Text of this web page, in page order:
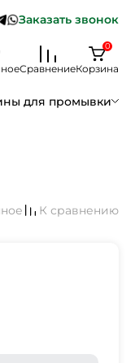
Заказать звонок
СравнениеКорзина
0
для промывки
К сравнению